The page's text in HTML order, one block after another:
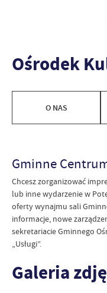
Ośrodek
O NAS
Gminne
Chcesz zorganizować
lub inne wydarzenie w
oferty wynajmu sali
informacje, nowe
sekretariacie Gminnego
„Usługi”.
Galeria